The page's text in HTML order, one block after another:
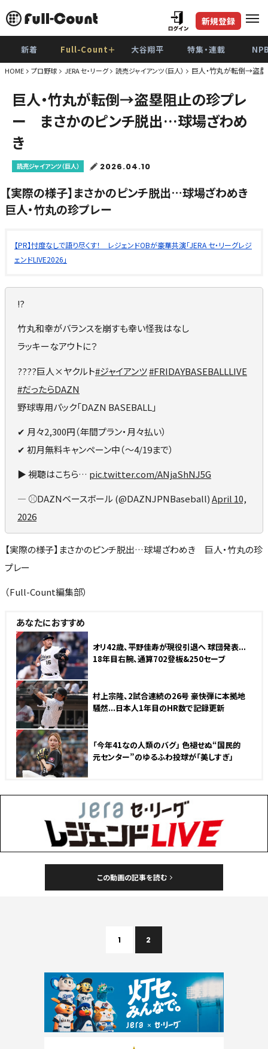
新規登録
新着 Full-Count＋ 大谷翔平 特集・連載
HOME プロ野球 JERA セ・リーグ 読売ジャイアンツ（巨人） 巨人・竹丸が転倒→盗
巨人・竹丸が転倒→盗塁阻止の珍プレ
ー まさかのピンチ脱出…球場ざわめ
き
読売ジャイアンツ（巨人） 2026.04.10
【実際の様子】まさかのピンチ脱出…球場ざわめき
巨人・竹丸の珍プレー
【PR】忖度なしで語り尽くす！ レジェンドOBが豪華共演「JERA セ・リーグレジ
ェンドLIVE2026」
⁉️
竹丸和幸がバランスを崩すも幸い怪我はなし
ラッキーなアウトに？
????巨人×ヤクルト#ジャイアンツ#FRIDAYBASEBALLLIVE
#だったらDAZN
野球専用パック「DAZN BASEBALL」
✔ 月々2,300円（年間プラン・月々払い）
✔ 初月無料キャンペーン中（〜4/19まで）
▶ 視聴はこちら… pic.twitter.com/ANjaShNJ5G
— ⚾️DAZNベースボール (@DAZNJPNBaseball)April 10,
2026
【実際の様子】まさかのピンチ脱出…球場ざわめき 巨人・竹丸の珍
プレー
（Full-Count編集部）
あなたにおすすめ
NEW
オリ42歳、平野佳寿が現役引退へ 球団発表...
18年目右腕、通算702登板&250セーブ
NEW
村上宗隆、2試合連続の26号 豪快弾に本拠地
騒然...日本人1年目のHR数で記録更新
NEW
「今年41なの人類のバグ」 色褪せぬ“国民的
元センター”のゆるふわ投球が「美しすぎ」
この動画の記事を読む
1 2